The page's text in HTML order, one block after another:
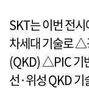
SKT는 이번 전
차세대 기술로 △
(QKD) △PIC 기
선·위성 QKD 기